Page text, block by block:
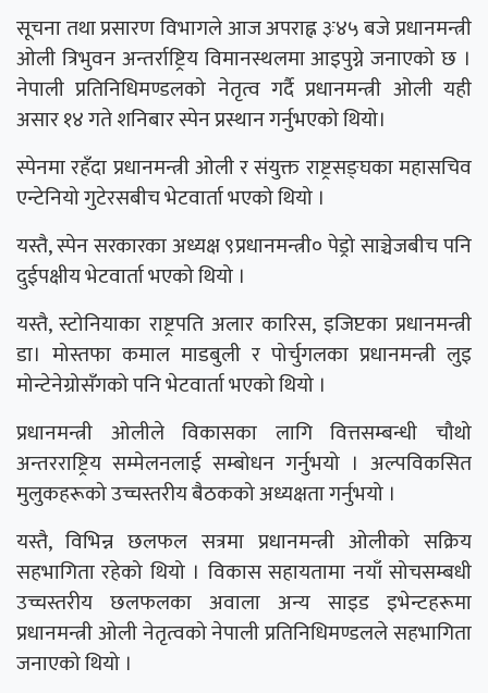
सूचना तथा प्रसारण विभागले आज अपराह्न ३ः४५ बजे प्रधानमन्त्री
ओली त्रिभुवन अन्तर्राष्ट्रिय विमानस्थलमा आइपुग्ने जनाएको छ ।
नेपाली प्रतिनिधिमण्डलको नेतृत्व गर्दै प्रधानमन्त्री ओली यही
असार १४ गते शनिबार स्पेन प्रस्थान गर्नुभएको थियो।
स्पेनमा रहँदा प्रधानमन्त्री ओली र संयुक्त राष्ट्रसङ्घका महासचिव
एन्टेनियो गुटेरसबीच भेटवार्ता भएको थियो ।
यस्तै, स्पेन सरकारका अध्यक्ष ९प्रधानमन्त्री० पेड्रो साञ्चेजबीच पनि
दुईपक्षीय भेटवार्ता भएको थियो ।
यस्तै, स्टोनियाका राष्ट्रपति अलार कारिस, इजिप्टका प्रधानमन्त्री
डा। मोस्तफा कमाल माडबुली र पोर्चुगलका प्रधानमन्त्री लुइ
मोन्टेनेग्रोसँगको पनि भेटवार्ता भएको थियो ।
प्रधानमन्त्री ओलीले विकासका लागि वित्तसम्बन्धी चौथो
अन्तरराष्ट्रिय सम्मेलनलाई सम्बोधन गर्नुभयो । अल्पविकसित
मुलुकहरूको उच्चस्तरीय बैठकको अध्यक्षता गर्नुभयो ।
यस्तै, विभिन्न छलफल सत्रमा प्रधानमन्त्री ओलीको सक्रिय
सहभागिता रहेको थियो । विकास सहायतामा नयाँ सोचसम्बधी
उच्चस्तरीय छलफलका अवाला अन्य साइड इभेन्टहरूमा
प्रधानमन्त्री ओली नेतृत्वको नेपाली प्रतिनिधिमण्डलले सहभागिता
जनाएको थियो ।